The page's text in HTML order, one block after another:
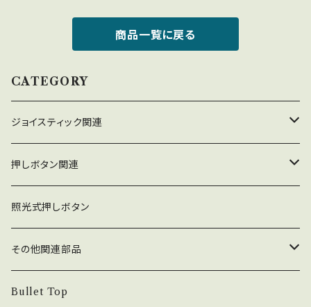
商品一覧に戻る
CATEGORY
ジョイスティック関連
ジョイスティック本体
コネクタ接続型
ファストン端子型
ジョイスティック関連部品
レバーボール
単品部品（ジョイスティック）
NOBIモデル関連
押しボタン関連
押しボタン_30φ
30φ_ネジ式
30φ_差込式
押しボタン_24φ
24φ_ネジ式
単品部品（押しボタン）
照光式押しボタン
その他関連部品
電子部品
Bullet Top